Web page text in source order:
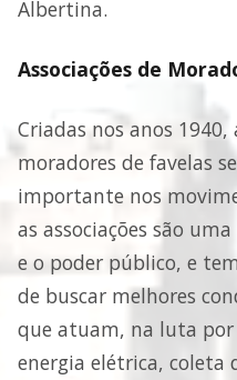
Albertina.
Associações de
Criadas nos anos 1940,
moradores de favelas
importante nos
as associações são
e o poder público, e
de buscar melhores
que atuam, na luta por
energia elétrica, coleta